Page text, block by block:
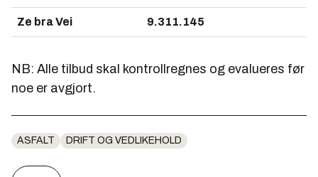
Ze bra Vei 9.311.145
NB: Alle tilbud skal kontrollregnes og evalueres før
noe er avgjort.
ASFALT DRIFT OG VEDLIKEHOLD